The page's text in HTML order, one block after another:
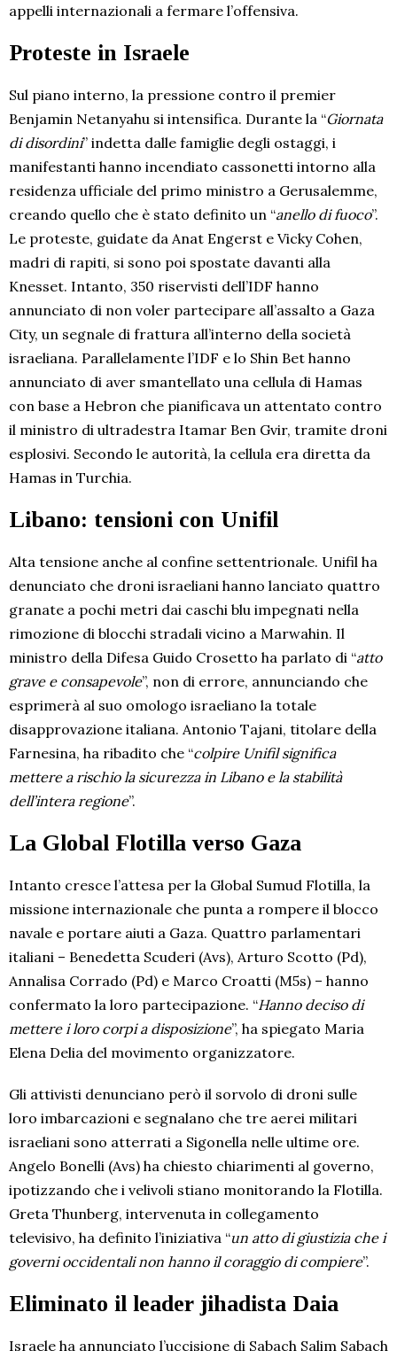
appelli internazionali a fermare l’offensiva.
Proteste in Israele
Sul piano interno, la pressione contro il premier
Benjamin Netanyahu si intensifica. Durante la “Giornata
di disordini” indetta dalle famiglie degli ostaggi, i
manifestanti hanno incendiato cassonetti intorno alla
residenza ufficiale del primo ministro a Gerusalemme,
creando quello che è stato definito un “anello di fuoco”.
Le proteste, guidate da Anat Engerst e Vicky Cohen,
madri di rapiti, si sono poi spostate davanti alla
Knesset. Intanto, 350 riservisti dell’IDF hanno
annunciato di non voler partecipare all’assalto a Gaza
City, un segnale di frattura all’interno della società
israeliana. Parallelamente l’IDF e lo Shin Bet hanno
annunciato di aver smantellato una cellula di Hamas
con base a Hebron che pianificava un attentato contro
il ministro di ultradestra Itamar Ben Gvir, tramite droni
esplosivi. Secondo le autorità, la cellula era diretta da
Hamas in Turchia.
Libano: tensioni con Unifil
Alta tensione anche al confine settentrionale. Unifil ha
denunciato che droni israeliani hanno lanciato quattro
granate a pochi metri dai caschi blu impegnati nella
rimozione di blocchi stradali vicino a Marwahin. Il
ministro della Difesa Guido Crosetto ha parlato di “atto
grave e consapevole”, non di errore, annunciando che
esprimerà al suo omologo israeliano la totale
disapprovazione italiana. Antonio Tajani, titolare della
Farnesina, ha ribadito che “colpire Unifil significa
mettere a rischio la sicurezza in Libano e la stabilità
dell’intera regione”.
La Global Flotilla verso Gaza
Intanto cresce l’attesa per la Global Sumud Flotilla, la
missione internazionale che punta a rompere il blocco
navale e portare aiuti a Gaza. Quattro parlamentari
italiani – Benedetta Scuderi (Avs), Arturo Scotto (Pd),
Annalisa Corrado (Pd) e Marco Croatti (M5s) – hanno
confermato la loro partecipazione. “Hanno deciso di
mettere i loro corpi a disposizione”, ha spiegato Maria
Elena Delia del movimento organizzatore.
Gli attivisti denunciano però il sorvolo di droni sulle
loro imbarcazioni e segnalano che tre aerei militari
israeliani sono atterrati a Sigonella nelle ultime ore.
Angelo Bonelli (Avs) ha chiesto chiarimenti al governo,
ipotizzando che i velivoli stiano monitorando la Flotilla.
Greta Thunberg, intervenuta in collegamento
televisivo, ha definito l’iniziativa “un atto di giustizia che i
governi occidentali non hanno il coraggio di compiere”.
Eliminato il leader jihadista Daia
Israele ha annunciato l’uccisione di Sabach Salim Sabach